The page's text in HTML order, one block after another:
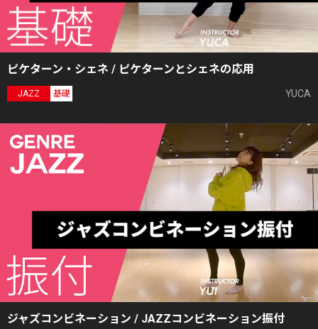
ピケターン・シェネ / ピケターンとシェネの応用
JAZZ 基礎 YUCA
ジャズコンビネーション / JAZZコンビネーション振付